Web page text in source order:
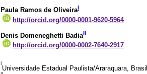
Paula Ramos de Oliveira
http://orcid.org/0000-0001-9620-5964
Denis Domeneghetti BadiaII
http://orcid.org/0000-0002-7640-2917
Universidade Estadual Paulista/Araraquara,